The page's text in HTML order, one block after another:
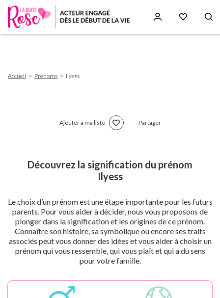
d'Ariane
Accueil Prénoms Ilyess
Ajouter à ma liste Partager
Découvrez la signification du prénom
Ilyess
Le choix d’un prénom est une étape importante pour les futurs
parents. Pour vous aider à décider, nous vous proposons de
plonger dans la signification et les origines de ce prénom.
Connaître son histoire, sa symbolique ou encore ses traits
associés peut vous donner des idées et vous aider à choisir un
prénom qui vous ressemble, qui vous plaît et qui a du sens
pour votre famille.